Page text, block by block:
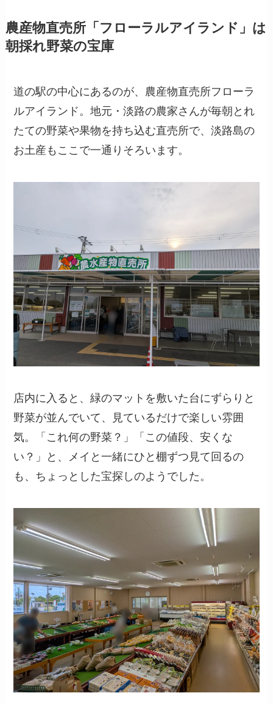
農産物直売所「フローラルアイランド」は
朝採れ野菜の宝庫
道の駅の中心にあるのが、農産物直売所フローラ
ルアイランド 。地元・淡路の農家さんが毎朝とれ
たての野菜や果物を持ち込む直売所で、淡路島の
お土産もここで一通りそろいます。
店内に入ると、緑のマットを敷いた台にずらりと
野菜が並んでいて、見ているだけで楽しい雰囲
気。「これ何の野菜？」「この値段、安くな
い？」と、メイと一緒にひと棚ずつ見て回るの
も、ちょっとした宝探しのようでした。